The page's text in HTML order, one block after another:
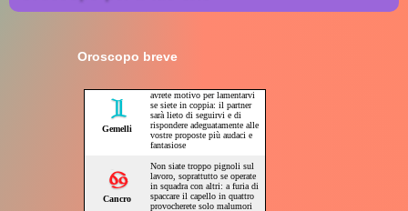
Oroscopo breve